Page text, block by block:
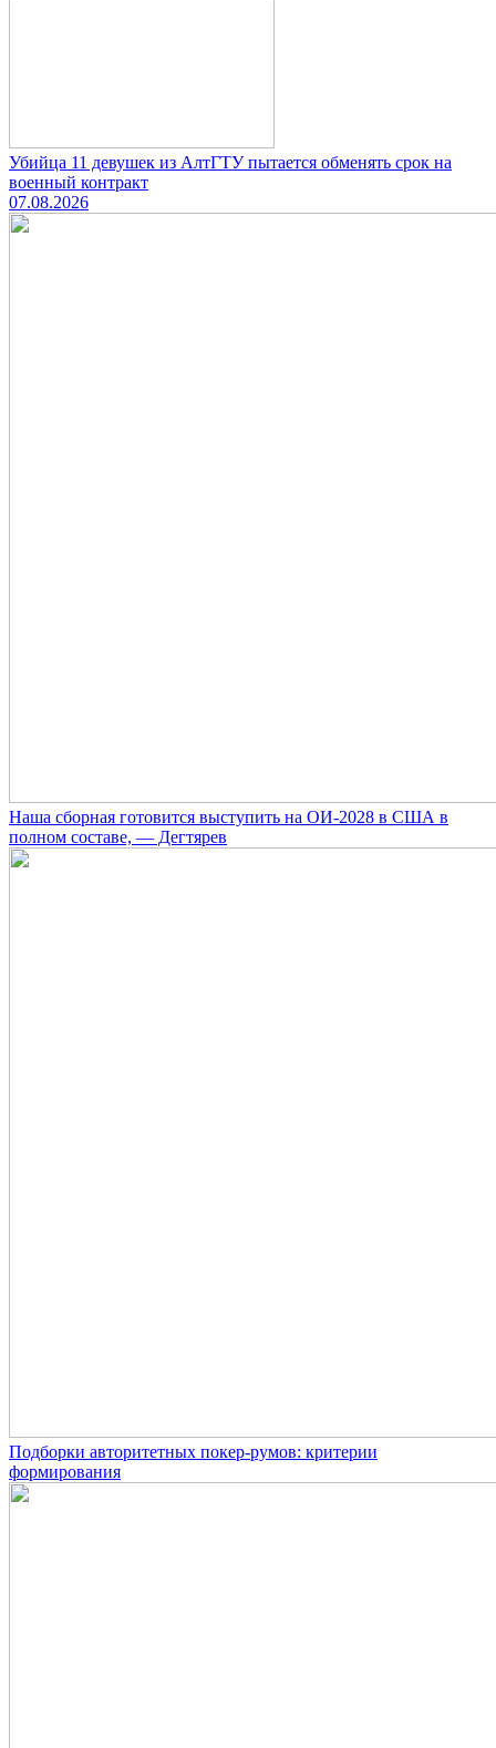
Убийца 11 девушек из АлтГТУ пытается обменять срок на
военный контракт
07.08.2026
Наша сборная готовится выступить на ОИ-2028 в США в
полном составе, — Дегтярев
Подборки авторитетных покер-румов: критерии
формирования